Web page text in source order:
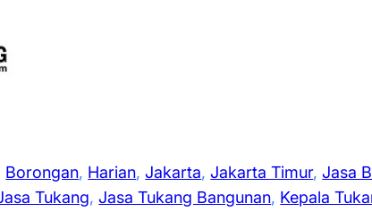
Borongan, Harian, Jakarta, Jakarta Timur, Jasa
Tukang, Jasa Tukang Bangunan, Kepala